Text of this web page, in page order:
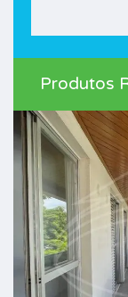
Produtos